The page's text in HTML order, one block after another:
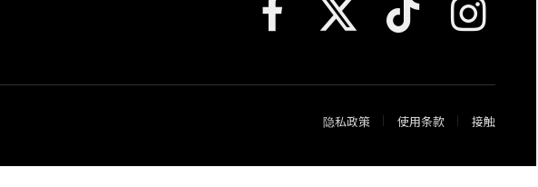
Facebook X
TikTok Instagram
隐私政策 使用条款 接触